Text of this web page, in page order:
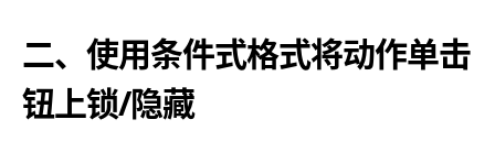
二、使用条件式格式将动作单击
钮上锁/隐藏